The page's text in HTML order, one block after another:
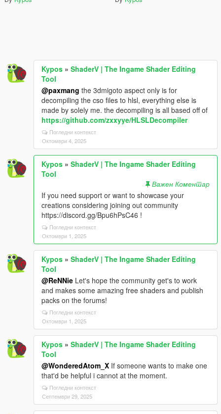
Kypos » ShaderV | The Ingame Shader Editing
Tool
@paxmang the 3dmigoto aspect only is for
decompiling the cso files to hlsl, everything else is
made by solely me. the decompiling is all based off of
https://github.com/zxxyye/HLSLDecompiler
Погледни контекст
Октомври 4, 2025
Kypos » ShaderV | The Ingame Shader Editing
Tool
Важен Коментар
If you need support or want to showcase your
creations considering joining out community
https://discord.gg/Bpu6hPsC46 !
Погледни контекст
Октомври 1, 2025
Kypos » ShaderV | The Ingame Shader Editing
Tool
@ReNNie Let's hope the community get's to work
and makes some amazing free shaders and publish
packs on the forums!
Погледни контекст
Октомври 1, 2025
Kypos » ShaderV | The Ingame Shader Editing
Tool
@WonderedAtom_X If someone wants to make one
that'd be helpful i cannot at the moment.
Погледни контекст
Септември 29, 2025